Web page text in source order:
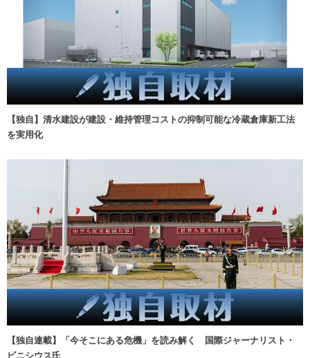
【独自】清水建設が建設・維持管理コストの抑制可能な冷蔵倉庫新工法
を実用化
【独自連載】「今そこにある危機」を読み解く 国際ジャーナリスト・
ビニシウス氏